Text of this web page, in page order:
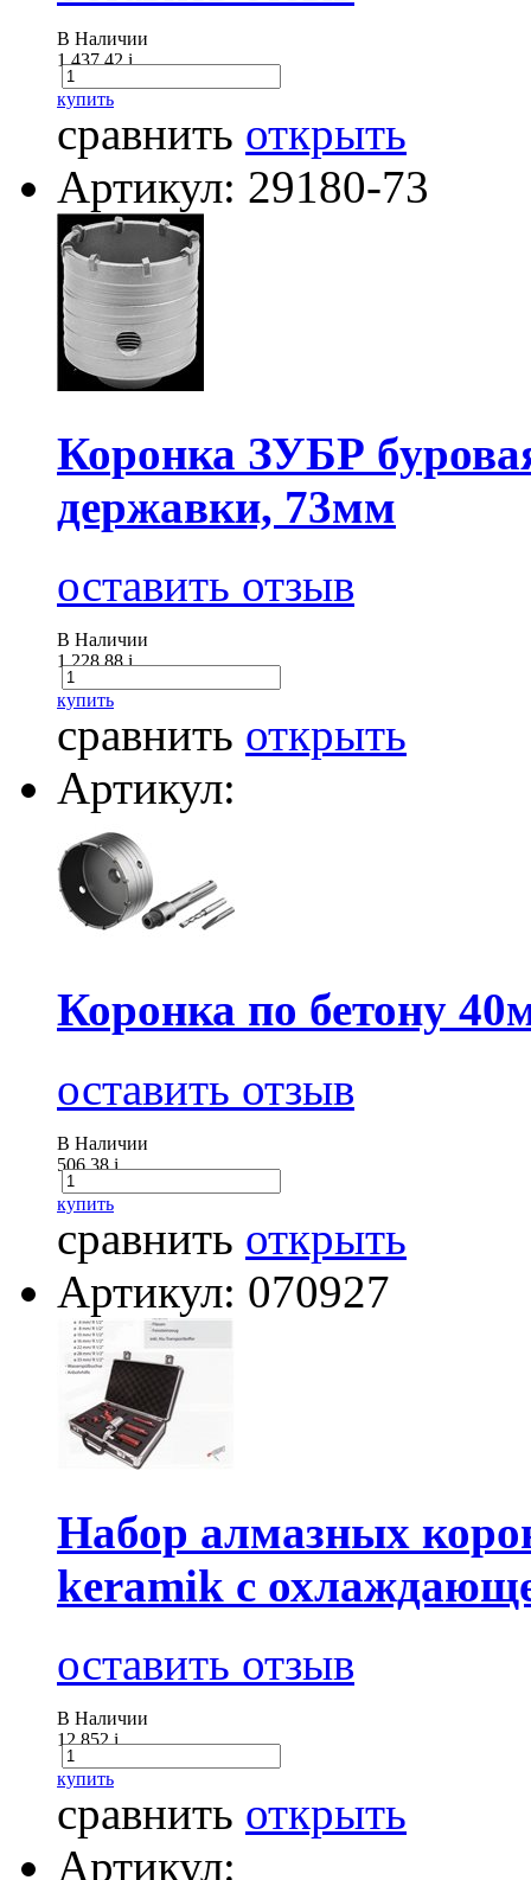
В Наличии
1 437.42i
купить
сравнить открыть
Артикул: 29180-73
Коронка ЗУБР
державки, 73мм
оставить отзыв
В Наличии
1 228.88i
купить
сравнить открыть
Артикул:
Коронка по бетону
оставить отзыв
В Наличии
506.38i
купить
сравнить открыть
Артикул: 070927
Набор алмазных
keramik с
оставить отзыв
В Наличии
12 852i
купить
сравнить открыть
Артикул: